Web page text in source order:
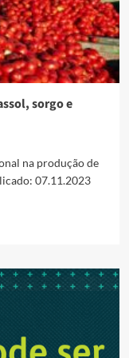
sorgo e
na produção de
07.11.2023